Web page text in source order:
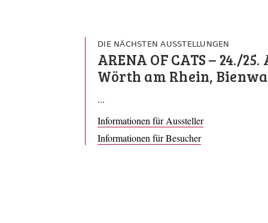
DIE NÄCHSTEN AUSSTELLUNGEN
ARENA OF CATS – 24./
Wörth am Rhein,
...
Informationen für Aussteller
Informationen für Besucher